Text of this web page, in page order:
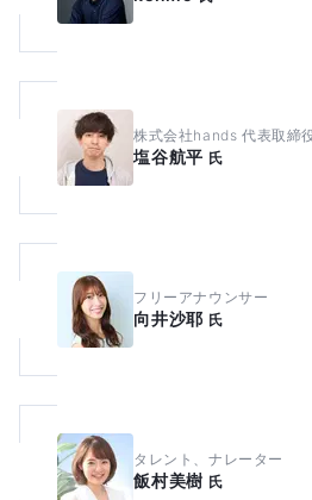
株式会社hands 代表取締
塩谷航平 氏
フリーアナウンサー
向井沙耶 氏
タレント、ナレーター
飯村美樹 氏